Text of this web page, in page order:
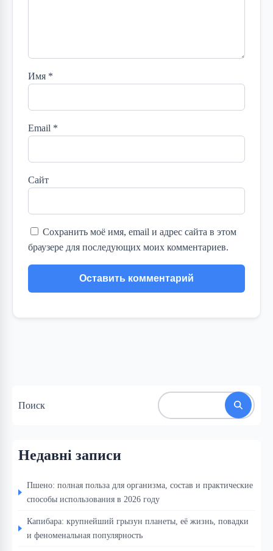
Имя *
Email *
Сайт
Сохранить моё имя, email и адрес сайта в этом
браузере для последующих моих комментариев.
Поиск
Недавні записи
Пшено: полная польза для организма, состав и практические
способы использования в 2026 году
Капибара: крупнейший грызун планеты, её жизнь, повадки
и феноменальная популярность